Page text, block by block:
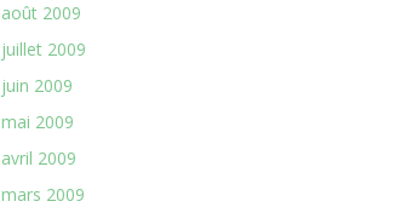
août 2009
juillet 2009
juin 2009
mai 2009
avril 2009
mars 2009